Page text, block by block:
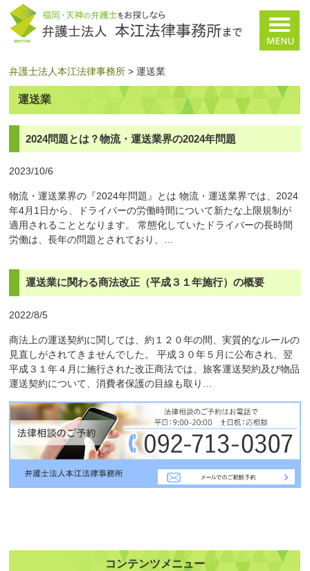
弁護士法人本江法律事務所 >運送業
運送業
2024問題とは？物流・運送業界の2024年問題
2023/10/6
物流・運送業界の『2024年問題』とは 物流・運送業界では、2024
年4月1日から、ドライバーの労働時間について新たな上限規制が
適用されることとなります。 常態化していたドライバーの長時間
労働は、長年の問題とされており、…
運送業に関わる商法改正（平成３１年施行）の概要
2022/8/5
商法上の運送契約に関しては、約１２０年の間、実質的なルールの
見直しがされてきませんでした。 平成３０年５月に公布され、翌
平成３１年４月に施行された改正商法では、旅客運送契約及び物品
運送契約について、消費者保護の目線も取り…
コンテンツメニュー